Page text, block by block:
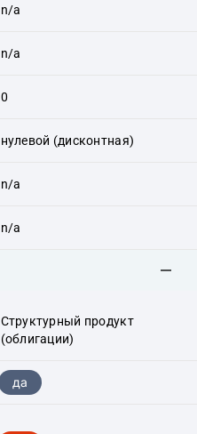
n/a
n/a
0
нулевой (дисконтная)
n/a
n/a
Структурный продукт
(облигации)
да